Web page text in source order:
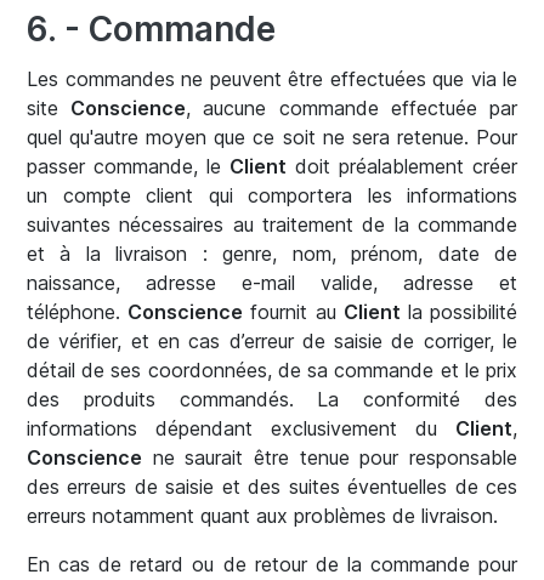
6. - Commande
Les commandes ne peuvent être effectuées que via le
site Conscience, aucune commande effectuée par
quel qu'autre moyen que ce soit ne sera retenue. Pour
passer commande, le Client doit préalablement créer
un compte client qui comportera les informations
suivantes nécessaires au traitement de la commande
et à la livraison : genre, nom, prénom, date de
naissance, adresse e-mail valide, adresse et
téléphone. Conscience fournit au Client la possibilité
de vérifier, et en cas d’erreur de saisie de corriger, le
détail de ses coordonnées, de sa commande et le prix
des produits commandés. La conformité des
informations dépendant exclusivement du Client,
Conscience ne saurait être tenue pour responsable
des erreurs de saisie et des suites éventuelles de ces
erreurs notamment quant aux problèmes de livraison.
En cas de retard ou de retour de la commande pour